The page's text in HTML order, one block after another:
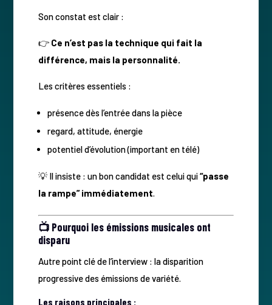
Son constat est clair :
👉 Ce n’est pas la technique qui fait la
différence, mais la personnalité.
Les critères essentiels :
présence dès l’entrée dans la pièce
regard, attitude, énergie
potentiel d’évolution (important en télé)
💡 Il insiste : un bon candidat est celui qui“passe
la rampe” immédiatement.
📺 Pourquoi les émissions musicales ont
disparu
Autre point clé de l’interview : la disparition
progressive des émissions de variété.
Les raisons principales :